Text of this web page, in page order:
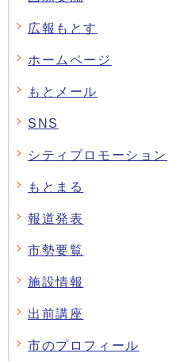
広報もとす
ホームページ
もとメール
SNS
シティプロモーション
もとまる
報道発表
市勢要覧
施設情報
出前講座
市のプロフィール